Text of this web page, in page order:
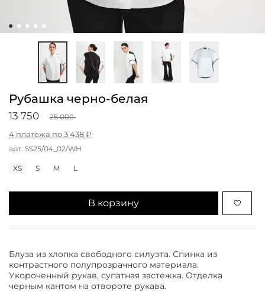
арт. SS25/04_02/WH
Рубашка черно-белая
13 750 25 000
4 платежа по 3 438 ₽
XS S M L
В корзину
Блуза из хлопка свободного силуэта. Спинка из
контрастного полупрозрачного материала.
Укороченный рукав, супатная застежка. Отделка
черным кантом на отвороте рукава.